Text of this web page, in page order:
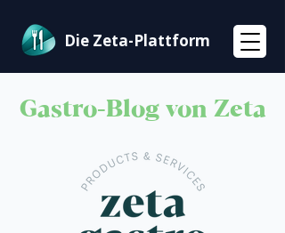
Die Zeta-Plattform
Gastro-Blog von Zeta